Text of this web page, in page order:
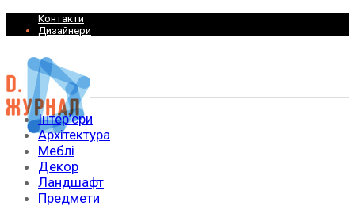
Контакти
Дизайнери
Інтер’єри
Архітектура
Меблі
Декор
Ландшафт
Предмети